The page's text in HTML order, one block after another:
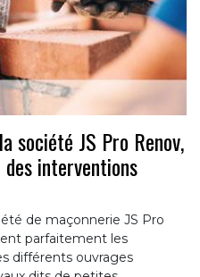
société JS Pro Renov,
interventions
de maçonnerie JS Pro
parfaitement les
différents ouvrages